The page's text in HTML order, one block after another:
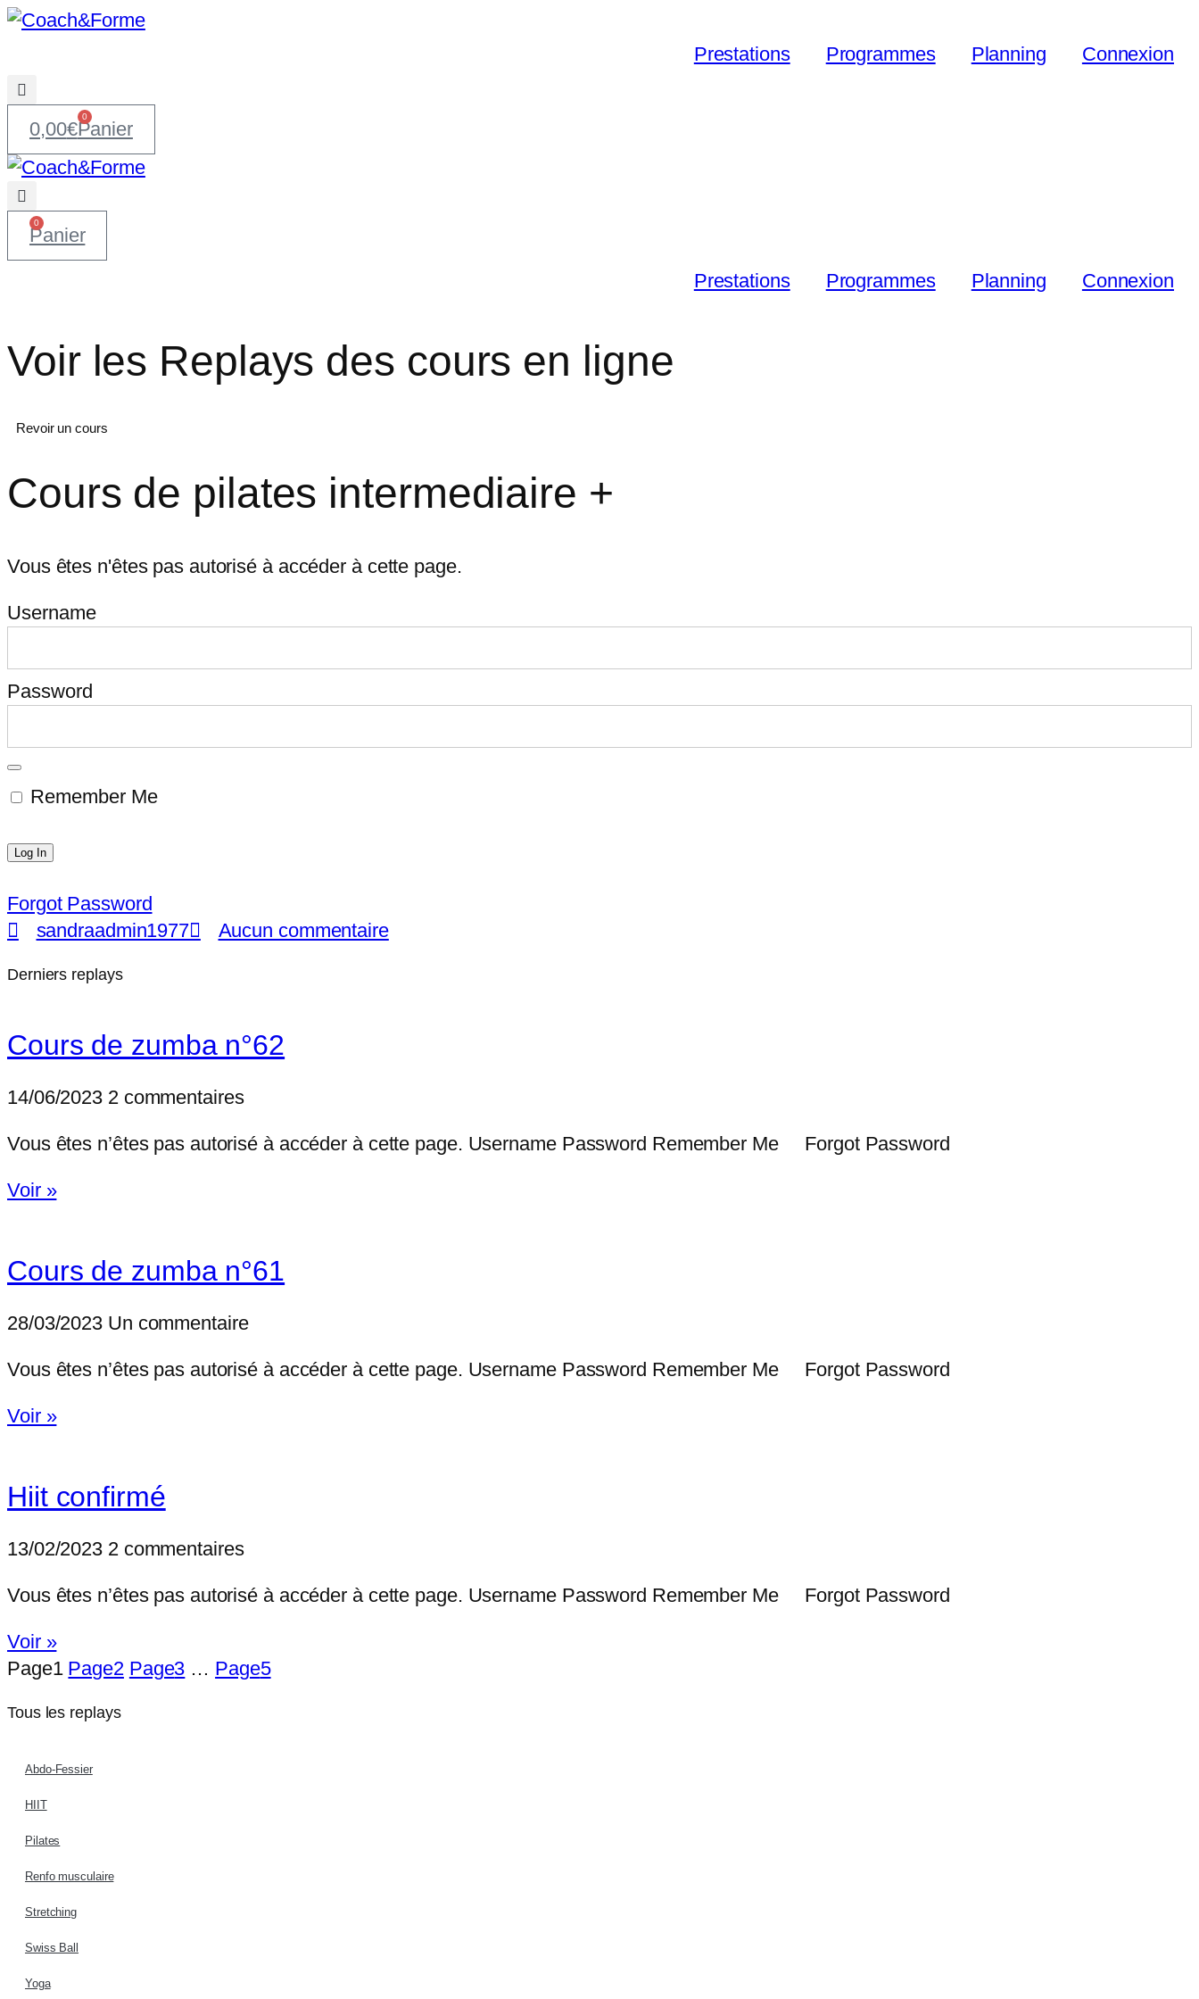
Prestations Programmes Planning Connexion
0,00€
0
Panier
0
Panier
Prestations Programmes Planning Connexion
Voir les Replays des cours en ligne
Revoir un cours
Cours de pilates intermediaire +
Vous êtes n'êtes pas autorisé à accéder à cette page.
Username
Password
Remember Me
Forgot Password
sandraadmin1977
Aucun commentaire
Derniers replays
Cours de zumba n°62
14/06/2023 2 commentaires
Vous êtes n’êtes pas autorisé à accéder à cette page. Username Password Remember Me Forgot Password
Voir »
Cours de zumba n°61
28/03/2023 Un commentaire
Vous êtes n’êtes pas autorisé à accéder à cette page. Username Password Remember Me Forgot Password
Voir »
Hiit confirmé
13/02/2023 2 commentaires
Vous êtes n’êtes pas autorisé à accéder à cette page. Username Password Remember Me Forgot Password
Voir »
Page1 Page2 Page3 … Page5
Tous les replays
Abdo-Fessier
HIIT
Pilates
Renfo musculaire
Stretching
Swiss Ball
Yoga